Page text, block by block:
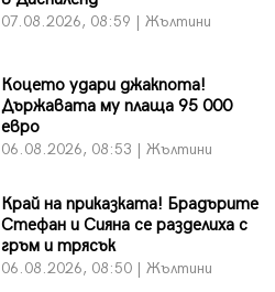
07.08.2026, 08:59 | Жълтини
Коцето удари джакпота!
Държавата му плаща 95 000
евро
06.08.2026, 08:53 | Жълтини
Край на приказката! Брадърите
Стефан и Сияна се разделиха с
гръм и трясък
06.08.2026, 08:50 | Жълтини